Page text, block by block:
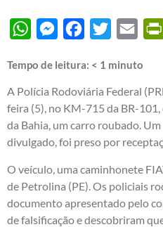
WhatsAppMessengerFacebook
Twitter Email
Tempo de leitura: < 1 minuto
A Polícia Rodoviária Federal
feira (5), no KM-715 da BR-
da Bahia, um carro roubado.
divulgado, foi preso por
O veículo, uma caminhonete
de Petrolina (PE). Os policiais
documento apresentado pelo
de falsificação e descobriram